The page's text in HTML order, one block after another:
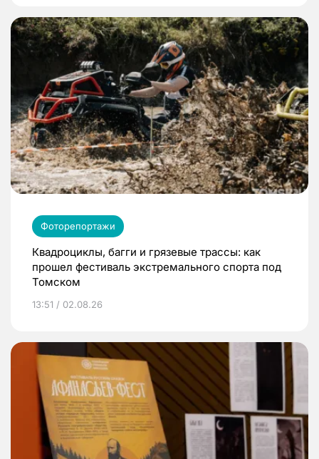
Фоторепортажи
Квадроциклы, багги и грязевые трассы: как
прошел фестиваль экстремального спорта под
Томском
13:51 / 02.08.26